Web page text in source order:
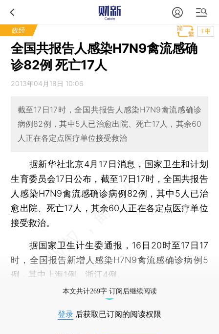
政经 T中
全国共报告人感染H7N9禽流感确
诊82例 死亡17人
2013年04月18日 10:06
截至17日17时，全国共报告人感染H7N9禽流感确诊
病例82例，其中5人已治愈出院、死亡17人，其余60
人正在各定点医疗单位接受救治
据新华社北京4月17日消息，国家卫生和计划
生育委员会17日公布，截至17日17时，全国共报告
人感染H7N9禽流感确诊病例82例，其中5人已治
愈出院、死亡17人，其余60人正在各定点医疗单位
接受救治。
据国家卫生计生委通报，16日20时至17日17
时，全国报告新增人感染H7N9禽流感确诊病例5
例，其中上海1例、浙江4例。
本文共计269字 订阅后继续阅读
登录 后获取已订阅的阅读权限